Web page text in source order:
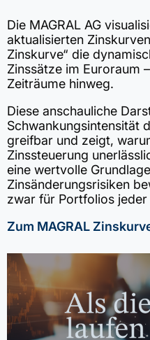
Die MAGRAL AG
aktualisierten
Zinskurve“ die
Zinssätze im Euroraum
Zeiträume hinweg.
Diese anschauliche
Schwankungsintensität
greifbar und zeigt,
Zinssteuerung
eine wertvolle
Zinsänderungsrisiken
zwar für Portfolios
Zum MAGRAL